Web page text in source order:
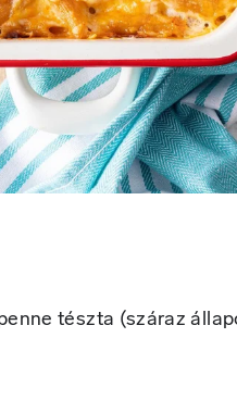
tészta (száraz